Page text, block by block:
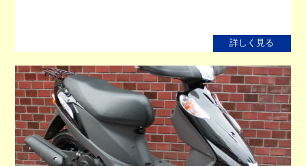
詳しく見る